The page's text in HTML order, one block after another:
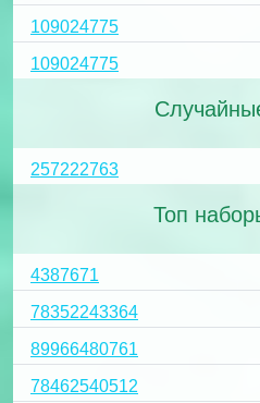
109024775
109024775
257222763
Топ
4387671
78352243364
89966480761
78462540512